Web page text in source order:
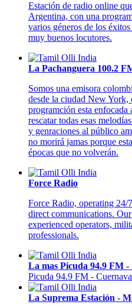
Estación de radio online
Argentina, con una
varios géneros de los
muy buenos locutores.
La Pachanguera 100.2
Somos una emisora
desde la ciudad New
programción esta
rescatar todas esas
y genraciones al público
no morirá jamas porque
épocas que no volverán.
Force Radio
Force Radio, operating
direct communications.
experienced operators,
professionals.
La mas Picuda 94.9 FM
Picuda 94.9 FM -
La Suprema Estación -